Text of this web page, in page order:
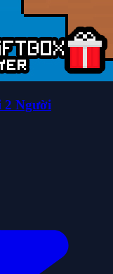
2 Người